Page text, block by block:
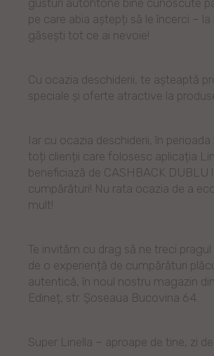
pe care abia aștepți să le încerci – la
găsești tot ce ai nevoie!
Cu ocazia deschiderii, te așteaptă
speciale și oferte atractive la
Iar cu ocazia deschiderii, în perioada
toți clienții care folosesc aplicația
beneficiază de CASHBACK DUBLU
cumpărături! Nu rata ocazia de a
mult!
Te invităm cu drag să ne treci
de o experiență de cumpărături
autentică, în noul nostru magazin
Edineț, str. Șoseaua Bucovina 64.
Super Linella – aproape de tine, zi de